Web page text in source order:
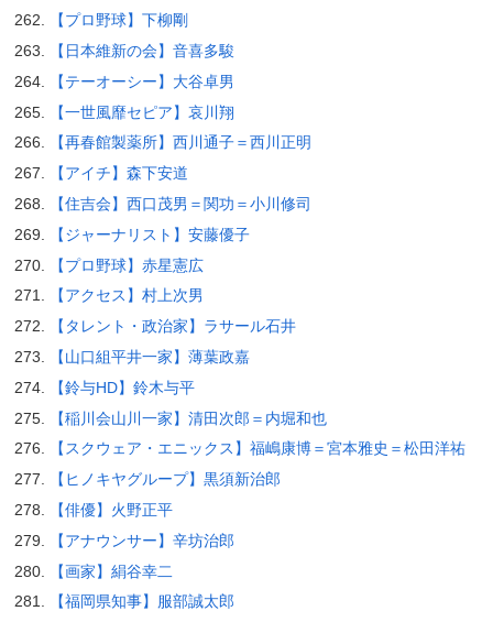
【プロ野球】下柳剛
【日本維新の会】音喜多駿
【テーオーシー】大谷卓男
【一世風靡セピア】哀川翔
【再春館製薬所】西川通子＝西川正明
【アイチ】森下安道
【住吉会】西口茂男＝関功＝小川修司
【ジャーナリスト】安藤優子
【プロ野球】赤星憲広
【アクセス】村上次男
【タレント・政治家】ラサール石井
【山口組平井一家】薄葉政嘉
【鈴与HD】鈴木与平
【稲川会山川一家】清田次郎＝内堀和也
【スクウェア・エニックス】福嶋康博＝宮本雅史＝松田洋祐
【ヒノキヤグループ】黒須新治郎
【俳優】火野正平
【アナウンサー】辛坊治郎
【画家】絹谷幸二
【福岡県知事】服部誠太郎